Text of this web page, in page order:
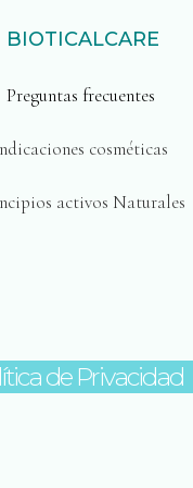
BIOTICALCARE
Preguntas frecuentes
cosméticas
activos Naturales
de Privacidad